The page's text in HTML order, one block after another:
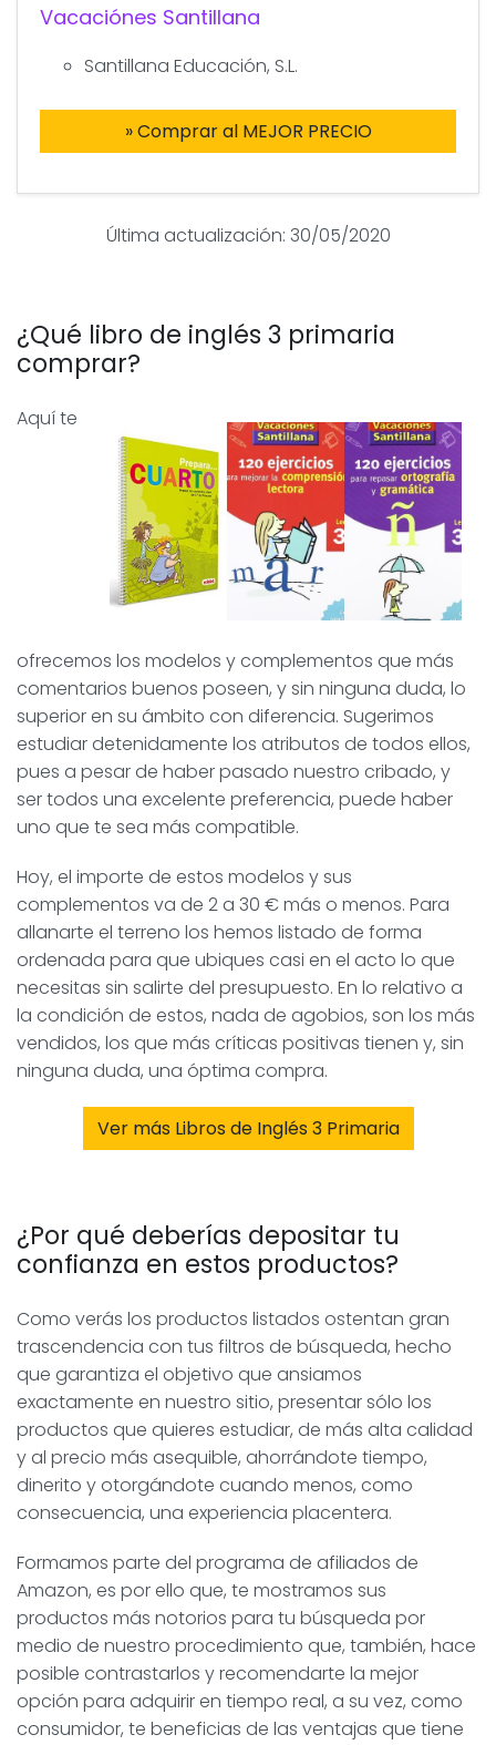
Vacaciónes Santillana
Santillana Educación, S.L.
» Comprar al MEJOR PRECIO
Última actualización: 30/05/2020
¿Qué libro de inglés 3 primaria
comprar?
Aquí te
ofrecemos los modelos y complementos que más
comentarios buenos poseen, y sin ninguna duda, lo
superior en su ámbito con diferencia. Sugerimos
estudiar detenidamente los atributos de todos ellos,
pues a pesar de haber pasado nuestro cribado, y
ser todos una excelente preferencia, puede haber
uno que te sea más compatible.
Hoy, el importe de estos modelos y sus
complementos va de 2 a 30 € más o menos. Para
allanarte el terreno los hemos listado de forma
ordenada para que ubiques casi en el acto lo que
necesitas sin salirte del presupuesto. En lo relativo a
la condición de estos, nada de agobios, son los más
vendidos, los que más críticas positivas tienen y, sin
ninguna duda, una óptima compra.
Ver más Libros de Inglés 3 Primaria
¿Por qué deberías depositar tu
confianza en estos productos?
Como verás los productos listados ostentan gran
trascendencia con tus filtros de búsqueda, hecho
que garantiza el objetivo que ansiamos
exactamente en nuestro sitio, presentar sólo los
productos que quieres estudiar, de más alta calidad
y al precio más asequible, ahorrándote tiempo,
dinerito y otorgándote cuando menos, como
consecuencia, una experiencia placentera.
Formamos parte del programa de afiliados de
Amazon, es por ello que, te mostramos sus
productos más notorios para tu búsqueda por
medio de nuestro procedimiento que, también, hace
posible contrastarlos y recomendarte la mejor
opción para adquirir en tiempo real, a su vez, como
consumidor, te beneficias de las ventajas que tiene